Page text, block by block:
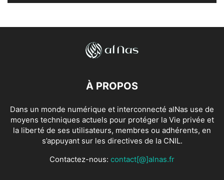
À PROPOS
Dans un monde numérique et interconnecté alNas use de
moyens techniques actuels pour protéger la Vie privée et
la liberté de ses utilisateurs, membres ou adhérents, en
s’appuyant sur les directives de la CNIL.
Contactez-nous: contact[@]alnas.fr